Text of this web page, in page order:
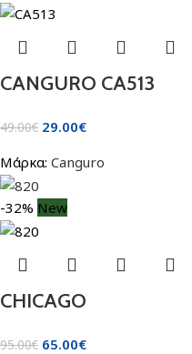
CANGURO CA513
49.00€ 29.00€
Μάρκα: Canguro
-32% New
CHICAGO
95.00€ 65.00€